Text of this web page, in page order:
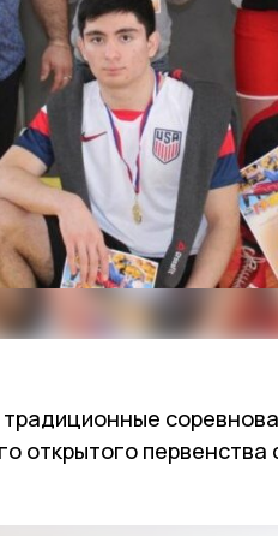
открытого первенства